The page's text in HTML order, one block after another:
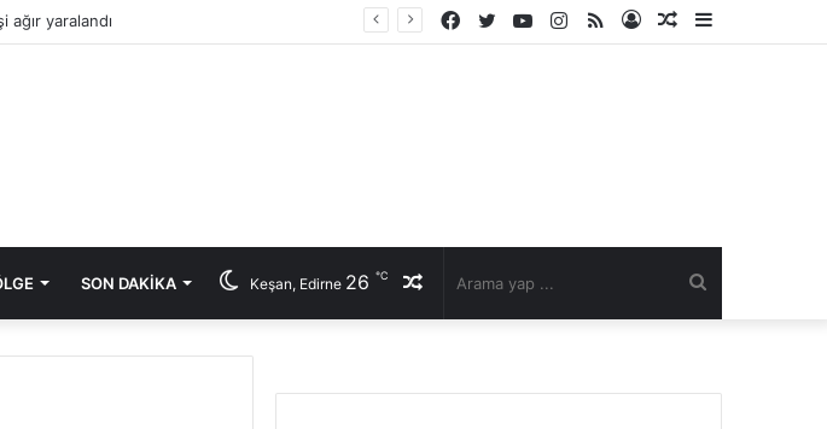
ağır yaralandı
Kenar
Rastgele
Kayıt
RSS
Instagram
YouTube
Twitter
Facebook
SON DAKIKA Rastgele
Keşan, Edirne 26 ℃